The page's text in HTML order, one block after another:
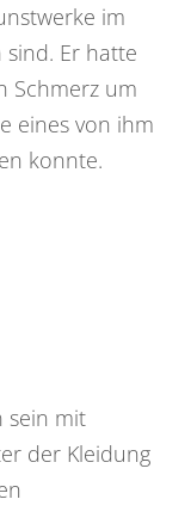
im
sind. Er hatte
Schmerz um
eines von ihm
konnte.
sein mit
der Kleidung